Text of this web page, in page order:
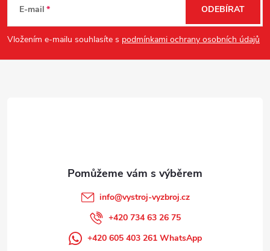
p
a
E-mail
Vložením e-mailu souhlasíte s podmínkami ochrany osobních údajů
ODEBÍRAT
info@vystroj-vyzbroj.cz
+420 734 63 26 75
+420 605 403 261 WhatsApp